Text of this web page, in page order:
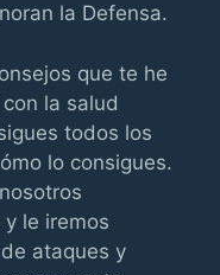
la Defensa.
que te he
la salud
todos los
lo consigues.
le iremos
ataques y